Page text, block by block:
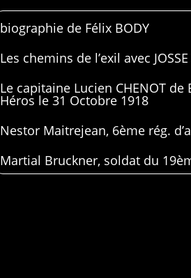
biographie de Félix BODY
Les chemins de l’exil avec
Le capitaine Lucien CHENOT
Héros le 31 Octobre 1918
Nestor Maitrejean, 6ème rég.
Martial Bruckner, soldat du